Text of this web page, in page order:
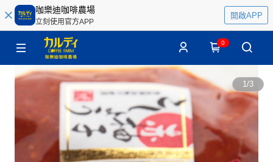
咖樂迪咖啡農場
立刻使用官方APP
開啟APP
0
1/3